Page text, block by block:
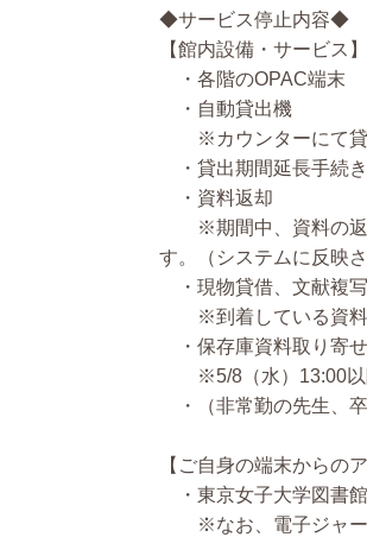
◆サービス停止内容◆
【館内設備・サービス】
・各階のOPAC端末
・自動貸出機
※カウンターにて貸
・貸出期間延長手続き
・資料返却
※期間中、資料の返却
す。（システムに反映
・現物貸借、文献複
※到着している資料
・保存庫資料取り寄せ
※5/8（水）13:00以降
・（非常勤の先生、
【ご自身の端末からの
・東京女子大学図書
※なお、電子ジャー